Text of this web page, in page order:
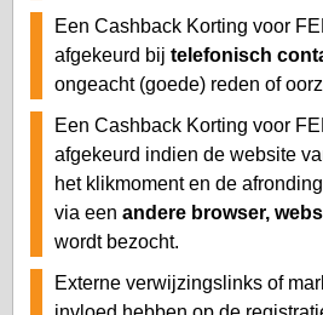
Een Cashback Korting voor
afgekeurd bij telefonisch
ongeacht (goede) reden of
Een Cashback Korting voor
afgekeurd indien de website
het klikmoment en de
via een andere browser,
wordt bezocht.
Externe verwijzingslinks of